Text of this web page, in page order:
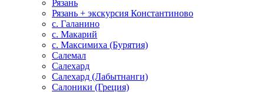
Рязань
Рязань + экскурсия Константиново
с. Галанино
с. Макарий
с. Максимиха (Бурятия)
Салемал
Салехард
Салехард (Лабытнанги)
Салоники (Греция)